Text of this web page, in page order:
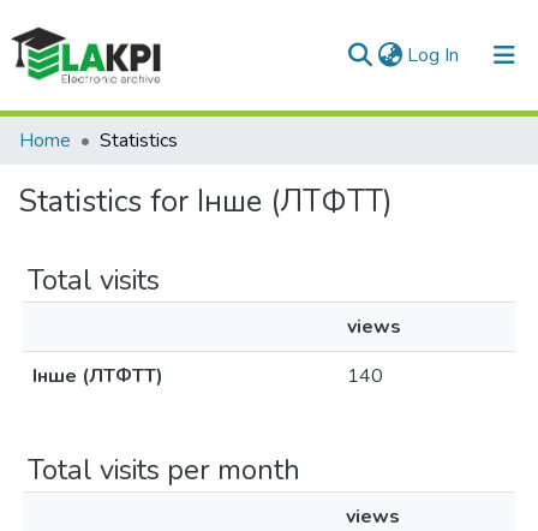
Log In (current)
Communities & Collections
All of DSpace
Home Statistics
Statistics for Інше (ЛТФТТ)
Total visits
views
Інше (ЛТФТТ)
140
Total visits per month
views